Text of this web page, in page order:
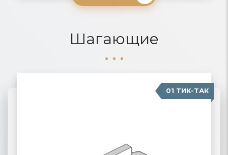
Шагающие
01 ТИК-ТАК